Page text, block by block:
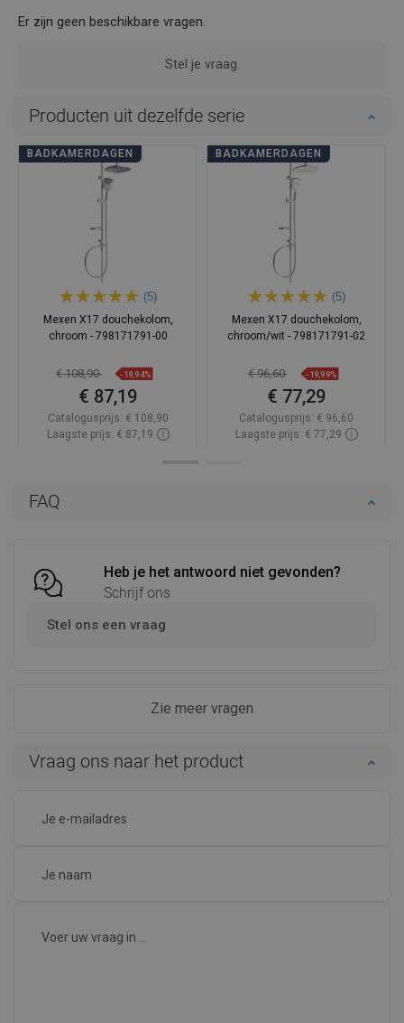
FAQ
Heb je het antwoord niet gevonden?
Schrijf ons
Stel ons een vraag
Zie meer vragen
Er zijn geen beschikbare vragen.
Stel je vraag.
Vraag ons naar het product
Producten uit dezelfde serie
BADKAMERDAGEN
(5)
Mexen X17 douchekolom,
chroom - 798171791-00
€ 108,90 -19,94%
€ 87,19
Catalogusprijs: € 108,90
Laagste prijs: € 87,19
BADKAMERDAGEN
(5)
Mexen X17 douchekolom,
chroom/wit - 798171791-02
€ 96,60 -19,99%
€ 77,29
Catalogusprijs: € 96,60
Laagste prijs: € 77,29